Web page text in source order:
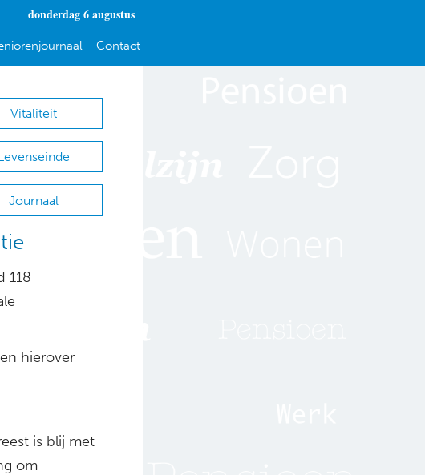
donderdag 6 augustus
Contact
Vitaliteit
Journaal
118
hierover
is blij met
om